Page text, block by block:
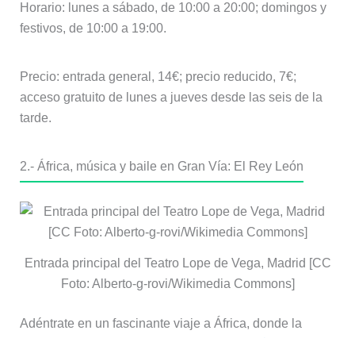
Horario: lunes a sábado, de 10:00 a 20:00; domingos y
festivos, de 10:00 a 19:00.
Precio: entrada general, 14€; precio reducido, 7€;
acceso gratuito de lunes a jueves desde las seis de la
tarde.
2.- África, música y baile en Gran Vía: El Rey León
Entrada principal del Teatro Lope de Vega, Madrid [CC
Foto: Alberto-g-rovi/Wikimedia Commons]
Adéntrate en un fascinante viaje a África, donde la